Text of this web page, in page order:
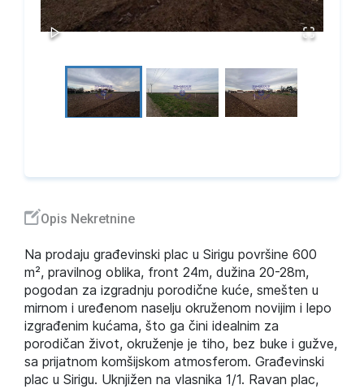
Opis Nekretnine
Na prodaju građevinski plac u Sirigu površine 600
m², pravilnog oblika, front 24m, dužina 20-28m,
pogodan za izgradnju porodične kuće, smešten u
mirnom i uređenom naselju okruženom novijim i lepo
izgrađenim kućama, što ga čini idealnim za
porodičan život, okruženje je tiho, bez buke i gužve,
sa prijatnom komšijskom atmosferom. Građevinski
plac u Sirigu. Uknjižen na vlasnika 1/1. Ravan plac,